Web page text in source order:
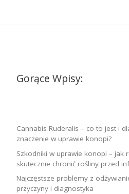
Gorące Wpisy:
Cannabis Ruderalis – co to jest i
znaczenie w uprawie konopi?
Szkodniki w uprawie konopi – jak
skutecznie chronić rośliny przed
Najczęstsze problemy z
przyczyny i diagnostyka